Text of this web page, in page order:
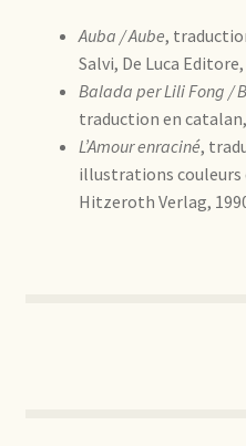
Auba / Aube,
Salvi, De Luca
Balada per Lili Fong /
traduction en
L’Amour enraciné,
illustrations couleurs
Hitzeroth Verlag,